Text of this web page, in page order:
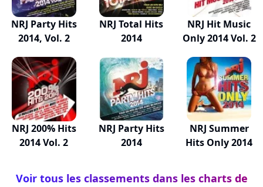
NRJ Party Hits
2014, Vol. 2
NRJ Total Hits
2014
NRJ Hit Music
Only 2014 Vol. 2
NRJ 200% Hits
2014 Vol. 2
NRJ Party Hits
2014
NRJ Summer
Hits Only 2014
Voir tous les classements dans les charts de